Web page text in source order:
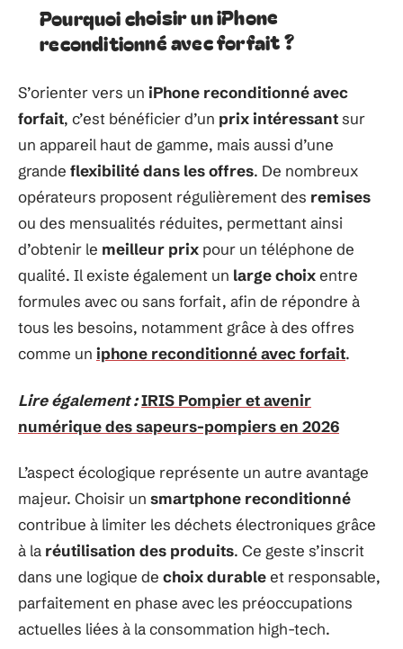
Pourquoi choisir un iPhone
reconditionné avec forfait ?
S’orienter vers un iPhone reconditionné avec
forfait, c’est bénéficier d’un prix intéressantsur
un appareil haut de gamme, mais aussi d’une
grande flexibilité dans les offres. De nombreux
opérateurs proposent régulièrement des remises
ou des mensualités réduites, permettant ainsi
d’obtenir le meilleur prix pour un téléphone de
qualité. Il existe également un large choixentre
formules avec ou sans forfait, afin de répondre à
tous les besoins, notamment grâce à des offres
comme un iphone reconditionné avec forfait.
Lire également :IRIS Pompier et avenir
numérique des sapeurs-pompiers en 2026
L’aspect écologique représente un autre avantage
majeur. Choisir un smartphone reconditionné
contribue à limiter les déchets électroniques grâce
à la réutilisation des produits. Ce geste s’inscrit
dans une logique de choix durableet responsable,
parfaitement en phase avec les préoccupations
actuelles liées à la consommation high-tech.